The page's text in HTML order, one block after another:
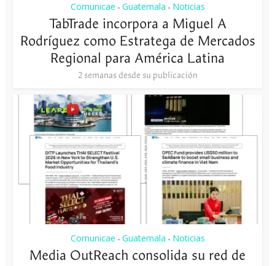
Comunicae • Guatemala • Noticias
TabTrade incorpora a Miguel A
Rodríguez como Estratega de Mercados
Regional para América Latina
2 semanas desde su publicación
Comunicae • Guatemala • Noticias
Media OutReach consolida su red de